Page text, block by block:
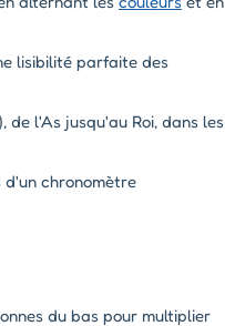
lisibilité parfaite des
l'As jusqu'au Roi, dans les
d'un chronomètre
du bas pour multiplier